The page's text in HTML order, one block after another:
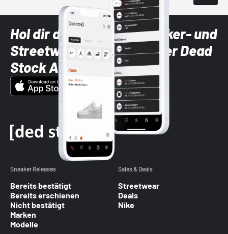
Hol dir die neuesten Sneaker- und
Streetwear-Brands mit der Dead
Stock App
Sneaker Releases
Bereits bestätigt
Bereits erschienen
Nicht bestätigt
Marken
Modelle
Sales & Deals
Streetwear
Deals
Nike